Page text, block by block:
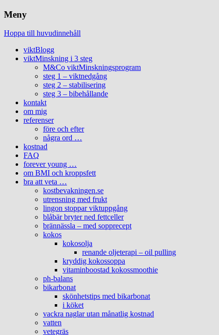
Meny
Hoppa till huvudinnehåll
viktBlogg
viktMinskning i 3 steg
M&Co viktMinskningsprogram
steg 1 – viktnedgång
steg 2 – stabilisering
steg 3 – bibehållande
kontakt
om mig
referenser
före och efter
några ord …
kostnad
FAQ
forever young …
om BMI och kroppsfett
bra att veta …
kostbevakningen.se
utrensning med frukt
lingon stoppar viktuppgång
blåbär bryter ned fettceller
brännässla – med sopprecept
kokos
kokosolja
renande oljeterapi – oil pulling
kryddig kokossoppa
vitaminboostad kokossmoothie
ph-balans
bikarbonat
skönhetstips med bikarbonat
i köket
vackra naglar utan månatlig kostnad
vatten
vetegräs